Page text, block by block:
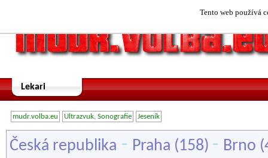
Tento web používá
Lekari
mudr.volba.eu Ultrazvuk, Sonografie Jeseník
Česká republika - Praha (158) - Brno